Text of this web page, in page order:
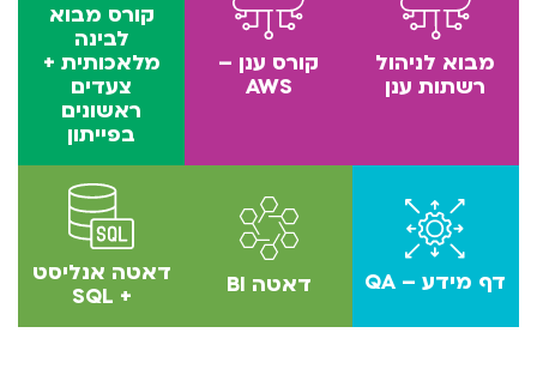
מבוא לניהול
רשתות ענן
קורס ענן –
AWS
‫קורס מבוא
לבינה
מלאכותית +
צעדים
ראשונים
בפייתון
דף מידע – QA דאטה BI
דאטה אנליסט
+ SQL